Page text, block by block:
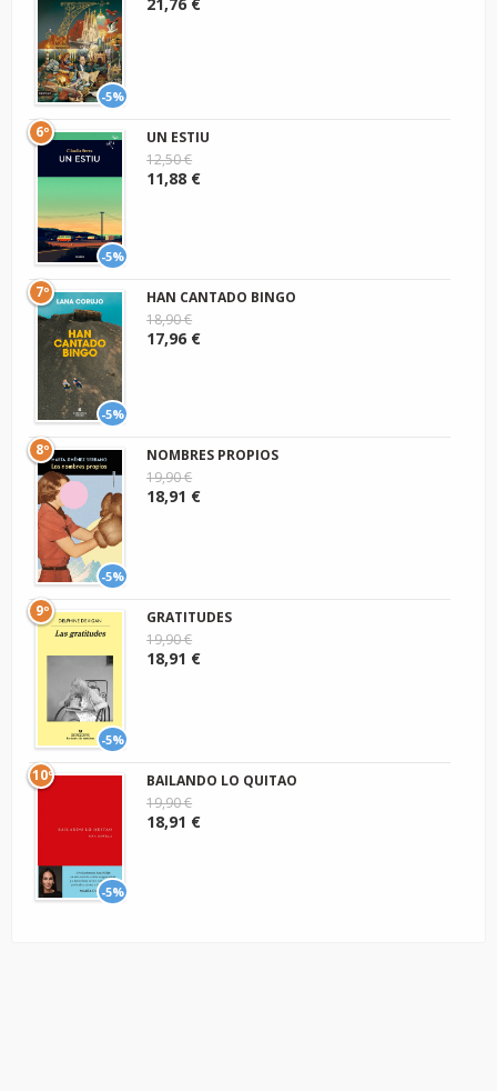
-5%
-5%
6º
UN ESTIU
12,50 €
11,88 €
-5%
7º
HAN CANTADO BINGO
18,90 €
17,96 €
-5%
8º
NOMBRES PROPIOS
19,90 €
18,91 €
-5%
9º
GRATITUDES
19,90 €
18,91 €
-5%
10º
BAILANDO LO QUITAO
19,90 €
18,91 €